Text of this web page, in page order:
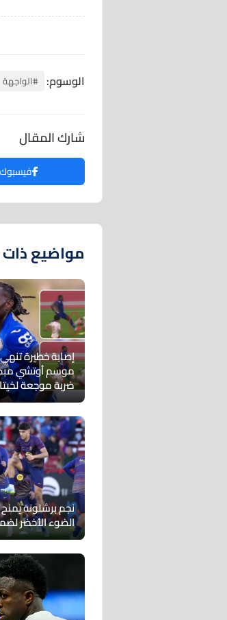
الوسوم: #الواجهة
شارك المقال
فيسبوك
مواضيع
إصابة خطيرة تنهي
موسم أوتشي
ضربة موجعة
نجم برشلونة
الضوء الأخضر